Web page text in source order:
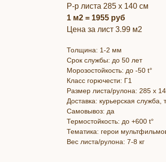
Р-р листа 285 х 140 см
1 м2 = 1955 руб
Цена за лист 3.99 м2
Толщина: 1-2 мм
Срок службы: до 50 лет
Морозостойкость: до -50 t°
Класс горючести: Г1
Размер листа/рулона: 285 х
Доставка: курьерская
Самовывоз: да
Термостойкость: до +600 t°
Тематика: герои
Вес листа/рулона: 7-8 кг